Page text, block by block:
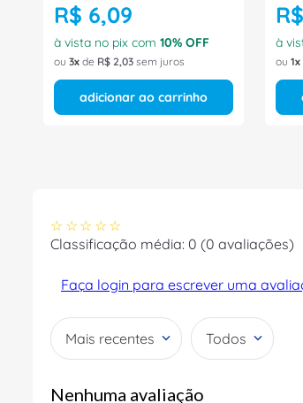
R$ 6,09
à vista no pix com 10% OFF
ou 3 de R$ 2,03 sem juros
adicionar ao carrinho
R$
à
ou 1
☆ ☆ ☆ ☆ ☆
Classificação média: 0 (0 avaliações)
Faça login para escrever uma
Mais recentes Todos
Nenhuma avaliação